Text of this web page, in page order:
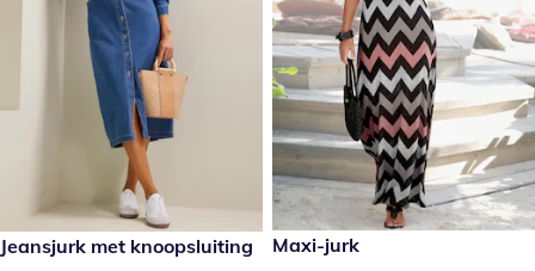
kortingsprijs: € 29,99, vorige prijs: € 84,99
- 64%
Jeansjurk met knoopsluiting € 49,99
Maxi-jurk